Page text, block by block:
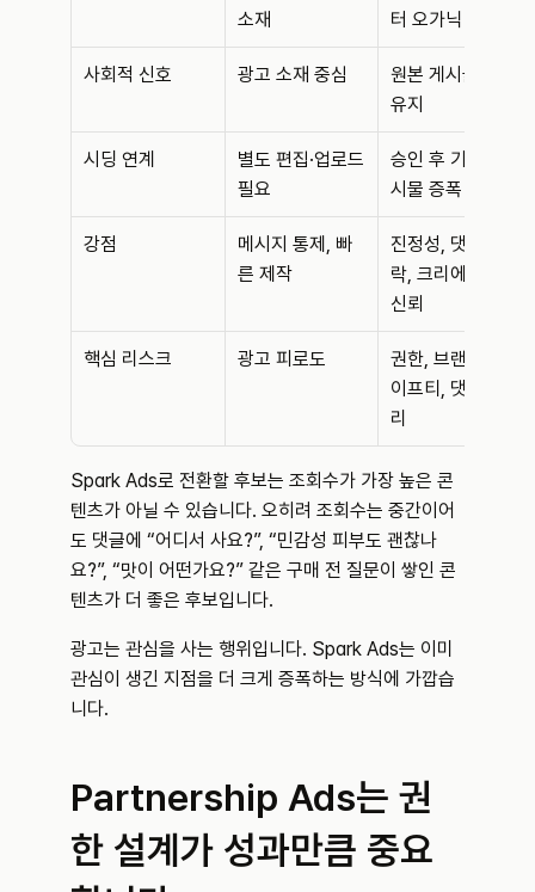
소재
터 오가닉 게시물
사회적 신호 광고 소재 중심
원본 게시물 맥락
유지
시딩 연계
별도 편집·업로드
필요
승인 후 기존 게
시물 증폭 가능
강점
메시지 통제, 빠
른 제작
진정성, 댓글 맥
락, 크리에이터
신뢰
핵심 리스크 광고 피로도
권한, 브랜드 세
이프티, 댓글 관
리
Spark Ads로 전환할 후보는 조회수가 가장 높은 콘
텐츠가 아닐 수 있습니다. 오히려 조회수는 중간이어
도 댓글에 “어디서 사요?”, “민감성 피부도 괜찮나
요?”, “맛이 어떤가요?” 같은 구매 전 질문이 쌓인 콘
텐츠가 더 좋은 후보입니다.
광고는 관심을 사는 행위입니다. Spark Ads는 이미
관심이 생긴 지점을 더 크게 증폭하는 방식에 가깝습
니다.
Partnership Ads는 권
한 설계가 성과만큼 중요